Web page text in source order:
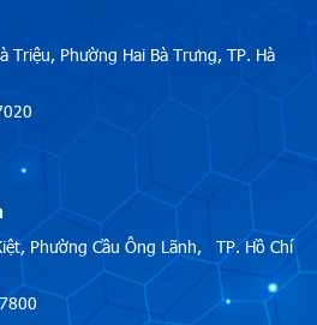
Phường Hai Bà Trưng, TP. Hà
Phường Cầu Ông Lãnh, TP. Hồ Chí